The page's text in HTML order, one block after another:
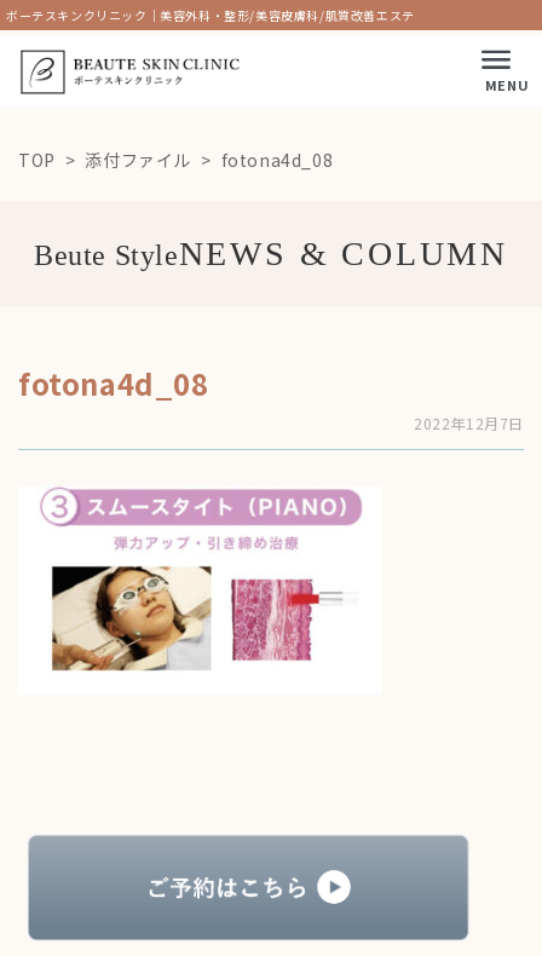
ボーテスキンクリニック｜美容外科・整形/美容皮膚科/肌質改善エステ
MENU
TOP 添付ファイル fotona4d_08
Beute Style
fotona4d_08
2022年12月7日